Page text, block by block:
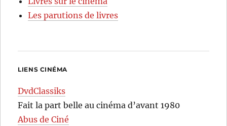
Les parutions de livres
LIENS CINÉMA
DvdClassiks
Fait la part belle au cinéma d’avant 1980
Abus de Ciné